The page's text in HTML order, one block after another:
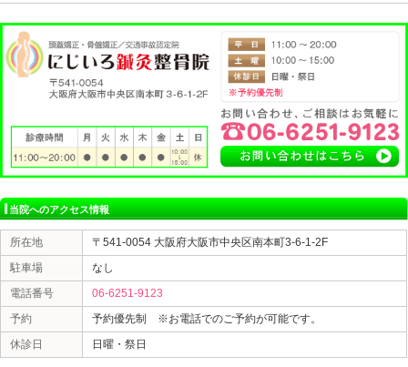
肘の痛みは、判断する事が難しいといわれており、症状
的確な判断と施術で早期に回復する事も可能です
肘の痛みでお困りの方がおられましたら、一度ご相談く
大阪市中央区本町にじいろ鍼灸整骨院では、腰痛、肩こ